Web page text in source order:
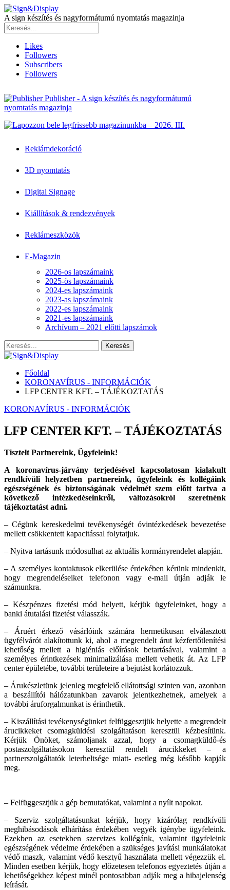
A sign készítés és nagyformátumú nyomtatás magazinja
Likes
Followers
Subscribers
Followers
Publisher - A sign készítés és nagyformátumú
nyomtatás magazinja
Reklámdekoráció
3D nyomtatás
Digital Signage
Kiállítások & rendezvények
Reklámeszközök
E-Magazin
2026-os lapszámaink
2025-ös lapszámaink
2024-es lapszámaink
2023-as lapszámaink
2022-es lapszámaink
2021-es lapszámaink
Archívum – 2021 előtti lapszámok
Főoldal
KORONAVÍRUS - INFORMÁCIÓK
LFP CENTER KFT. – TÁJÉKOZTATÁS
KORONAVÍRUS - INFORMÁCIÓK
LFP CENTER KFT. – TÁJÉKOZTATÁS
Tisztelt Partnereink, Ügyfeleink!
A koronavírus-járvány terjedésével kapcsolatosan kialakult
rendkívüli helyzetben partnereink, ügyfeleink és kollégáink
egészségének és biztonságának védelmét szem előtt tartva a
következő intézkedéseinkről, változásokról szeretnénk
tájékoztatást adni.
– Cégünk kereskedelmi tevékenységét óvintézkedések bevezetése
mellett csökkentett kapacitással folytatjuk.
– Nyitva tartásunk módosulhat az aktuális kormányrendelet alapján.
– A személyes kontaktusok elkerülése érdekében kérünk mindenkit,
hogy megrendeléseiket telefonon vagy e-mail útján adják le
számunkra.
– Készpénzes fizetési mód helyett, kérjük ügyfeleinket, hogy a
banki átutalási fizetést válasszák.
– Áruért érkező vásárlóink számára hermetikusan elválasztott
ügyfélvárót alakítottunk ki, ahol a megrendelt árut kézfertőtlenítési
lehetőség mellett a higiéniás előírások betartásával, valamint a
személyes érintkezések minimalizálása mellett vehetik át. Az LFP
center épületébe, további területeire a bejutást korlátozzuk.
– Árukészletünk jelenleg megfelelő ellátottsági szinten van, azonban
a beszállítói hálózatunkban zavarok jelentkezhetnek, amelyek a
további áruforgalmunkat is érinthetik.
– Kiszállítási tevékenységünket felfüggesztjük helyette a megrendelt
árucikkeket csomagküldési szolgáltatáson keresztül kézbesítünk.
Kérjük Önöket, számoljanak azzal, hogy a csomagküldő-és
postaszolgáltatásokon keresztül rendelt árucikkeket – a
partnerszolgáltatók leterheltsége miatt- esetleg még később kapják
meg.
– Felfüggesztjük a gép bemutatókat, valamint a nyílt napokat.
– Szerviz szolgáltatásunkat kérjük, hogy kizárólag rendkívüli
meghibásodások elhárítása érdekében vegyék igénybe ügyfeleink.
Ezekben az esetekben szervizes kollégánk, valamint ügyfeleink
egészségének védelme érdekében a szükséges javítási munkálatokat
védő maszk, valamint védő kesztyű használata mellett végezzük el.
Minden esetben kérjük, hogy előzetesen telefonos egyeztetés útján a
lehetőségekhez képest minél pontosabban adják meg a hibajelenség
leírását.